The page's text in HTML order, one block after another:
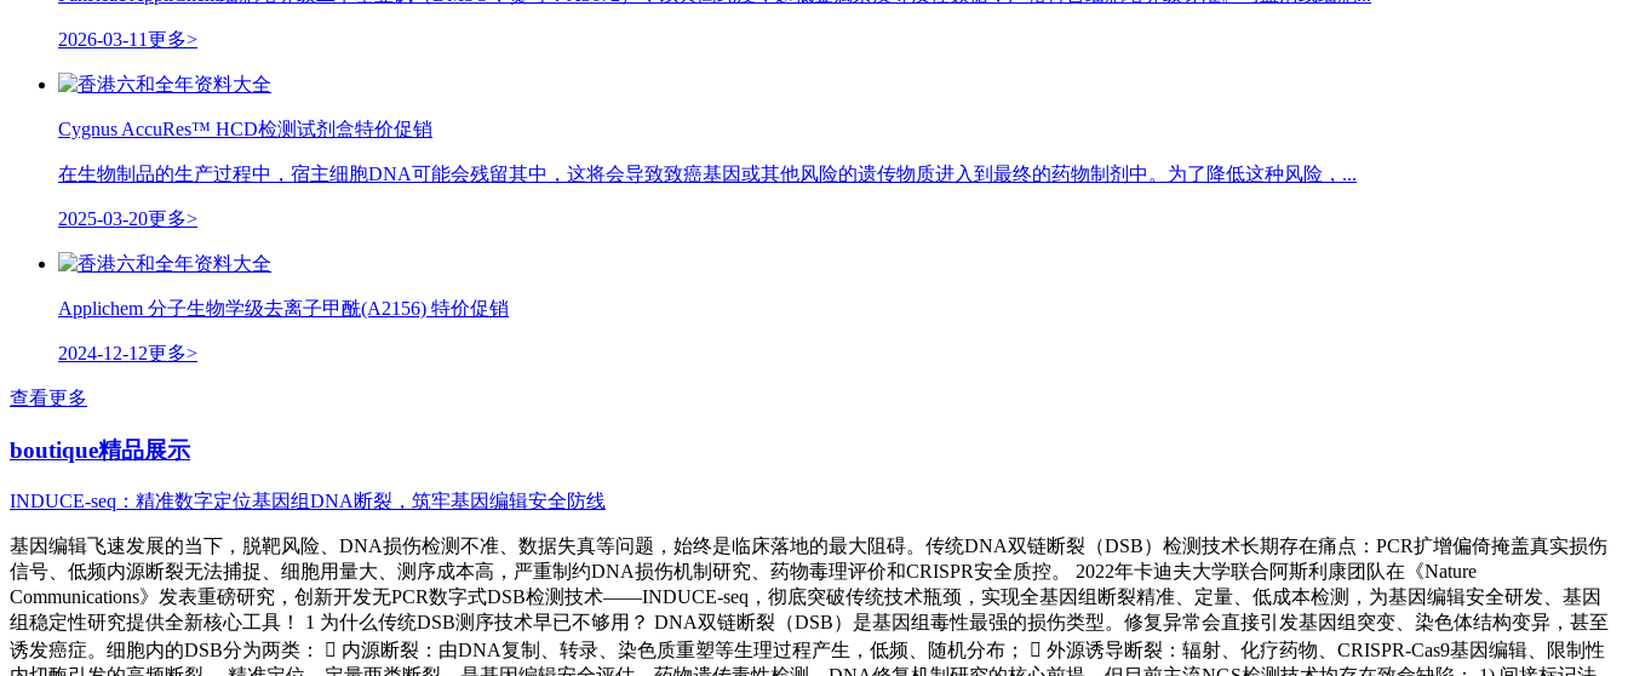
2026-03-11更多>
Cygnus AccuRes™ HCD检测试剂盒特价促销
在生物制品的生产过程中，宿主细胞DNA可能会残留其中，这将会导致致癌基因或其他风险的遗传物质进入到最终的药物制剂中。为了降低这种风险，...
2025-03-20更多>
Applichem 分子生物学级去离子甲酰(A2156) 特价促销
2024-12-12更多>
查看更多
boutique精品展示
INDUCE-seq：精准数字定位基因组DNA断裂，筑牢基因编辑安全防线
基因编辑飞速发展的当下，脱靶风险、DNA损伤检测不准、数据失真等问题，始终是临床落地的最大阻碍。传统DNA双链断裂（DSB）检测技术长期存在痛点：PCR扩增偏倚掩盖真实损伤
信号、低频内源断裂无法捕捉、细胞用量大、测序成本高，严重制约DNA损伤机制研究、药物毒理评价和CRISPR安全质控。 2022年卡迪夫大学联合阿斯利康团队在《Nature
Communications》发表重磅研究，创新开发无PCR数字式DSB检测技术——INDUCE-seq，彻底突破传统技术瓶颈，实现全基因组断裂精准、定量、低成本检测，为基因编辑安全研发、基因
组稳定性研究提供全新核心工具！ 1 为什么传统DSB测序技术早已不够用？ DNA双链断裂（DSB）是基因组毒性最强的损伤类型。修复异常会直接引发基因组突变、染色体结构变异，甚至
诱发癌症。细胞内的DSB分为两类：  内源断裂：由DNA复制、转录、染色质重塑等生理过程产生，低频、随机分布；  外源诱导断裂：辐射、化疗药物、CRISPR-Cas9基因编辑、限制性